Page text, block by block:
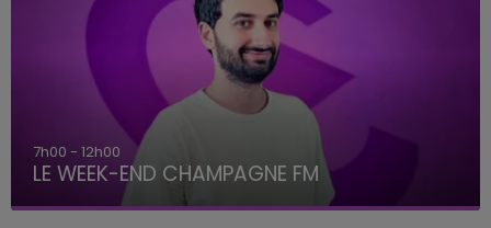
7h00 - 12h00
LE WEEK-END CHAMPAGNE FM